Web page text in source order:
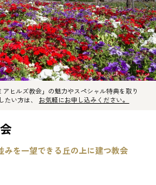
ヒルズ教会」の魅力やスペシャル特典を取り
たい方は、 お気軽にお申し込みください。
みを一望できる丘の上に建つ教会